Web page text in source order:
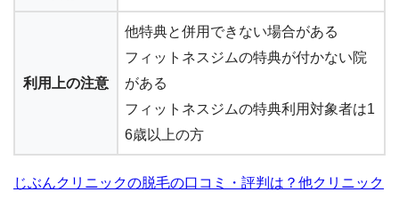
利用上の注意
他特典と併用できない場合がある
フィットネスジムの特典が付かない院
がある
フィットネスジムの特典利用対象者は1
6歳以上の方
じぶんクリニックの脱毛の口コミ・評判は？他クリニック